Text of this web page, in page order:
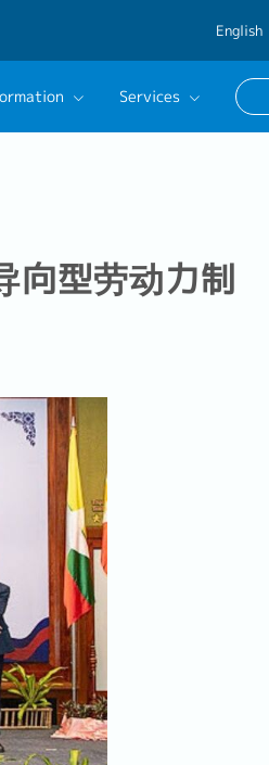
English
English
日本語
Services
向型劳动力制